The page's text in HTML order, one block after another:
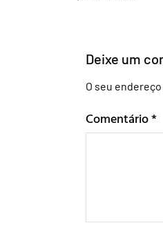
Deixe um
O seu
Comentário*